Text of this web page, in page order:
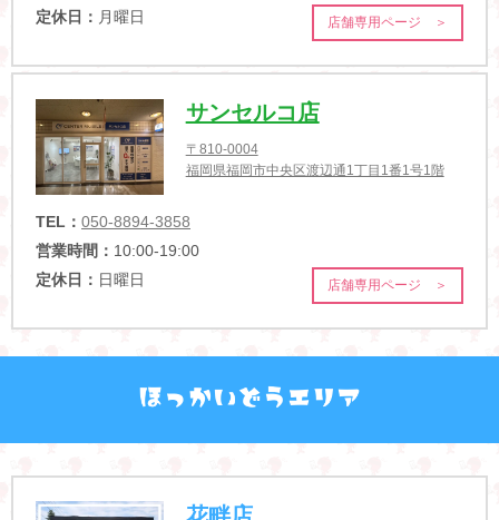
定休日： 月曜日 店舗専用ページ ＞
サンセルコ店
〒810-0004
福岡県福岡市中央区渡辺通1丁目1番1号1階
TEL： 050-8894-3858
営業時間： 10:00-19:00
定休日： 日曜日 店舗専用ページ ＞